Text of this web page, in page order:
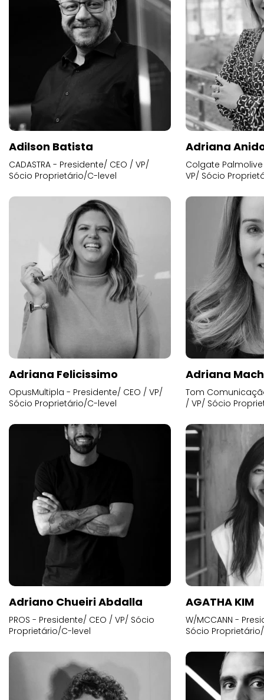
Adilson Batista
CADASTRA - Presidente/ CEO / VP/
Sócio Proprietário/C-level
Adriana
Colgate
VP/ Sócio
Adriana Felicissimo
OpusMultipla - Presidente/ CEO / VP/
Sócio Proprietário/C-level
Adriana
Tom
/ VP/ Sócio
Adriano Chueiri Abdalla
PROS - Presidente/ CEO / VP/ Sócio
Proprietário/C-level
AGATHA KIM
W/MCCANN -
Sócio